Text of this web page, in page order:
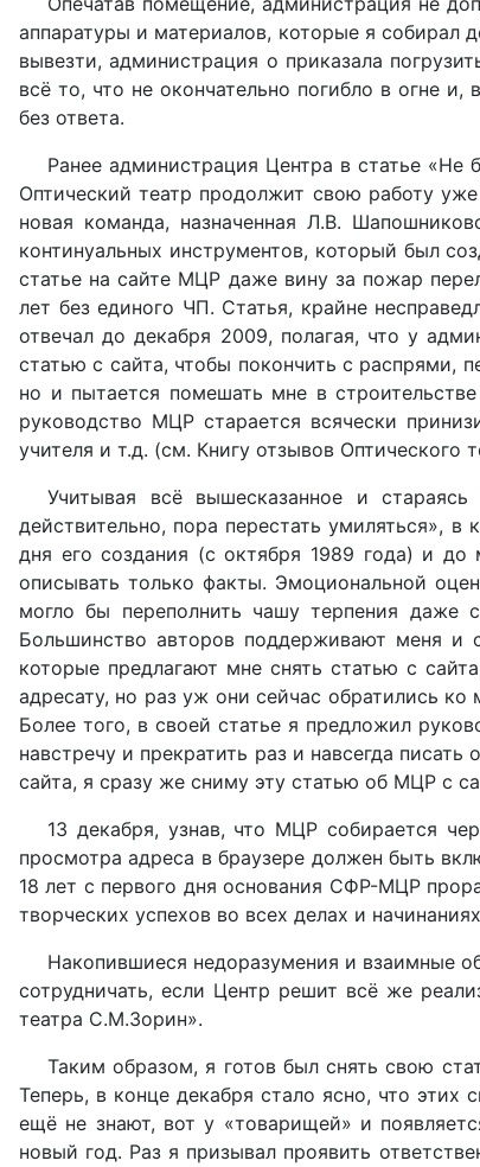
аппаратуры и материалов, которые я собирал
вывезти, администрация о приказала
всё то, что не окончательно погибло в огне
без ответа.
Ранее администрация Центра в статье
Оптический театр продолжит свою работу
новая команда, назначенная Л.В.
континуальных инструментов, который был
статье на сайте МЦР даже вину за пожар
лет без единого ЧП. Статья, крайне
отвечал до декабря 2009, полагая, что у
статью с сайта, чтобы покончить с распрями,
но и пытается помешать мне в
руководство МЦР старается всячески
учителя и т.д. (см. Книгу отзывов
Учитывая всё вышесказанное и
действительно, пора перестать умиляться»,
дня его создания (с октября 1989 года) и до
описывать только факты. Эмоциональной
могло бы переполнить чашу терпения даже
Большинство авторов поддерживают меня и
которые предлагают мне снять статью с
адресату, но раз уж они сейчас обратились
Более того, в своей статье я предложил
навстречу и прекратить раз и навсегда
сайта, я сразу же сниму эту статью об МЦР с
13 декабря, узнав, что МЦР собирается
просмотра адреса в браузере должен быть
18 лет с первого дня основания СФР-МЦР
творческих успехов во всех делах и
Накопившиеся недоразумения и взаимные
сотрудничать, если Центр решит всё же
театра С.М.Зорин».
Таким образом, я готов был снять свою
Теперь, в конце декабря стало ясно, что
ещё не знают, вот у «товарищей» и
новый год. Раз я призывал проявить